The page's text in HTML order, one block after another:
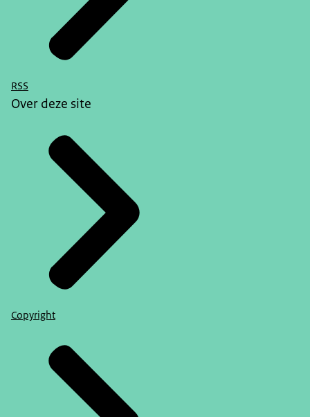
RSS
Over deze site
Copyright